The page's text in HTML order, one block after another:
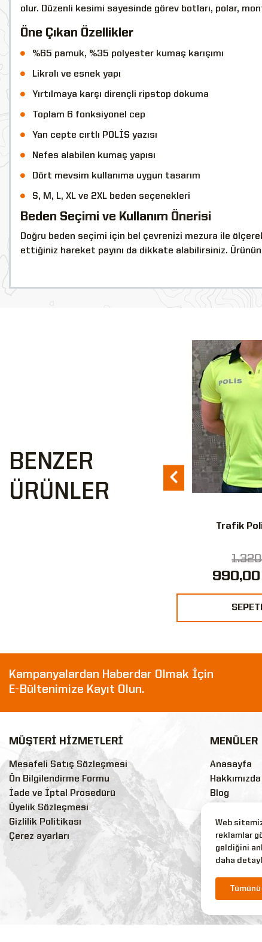
Web
reklamlar
geldiğini
daha
olur. Düzenli kesimi sayesinde görev botları, polar,
Öne Çıkan Özellikler
%65 pamuk, %35 polyester kumaş karışımı
Likralı ve esnek yapı
Yırtılmaya karşı dirençli ripstop dokuma
Toplam 6 fonksiyonel cep
Yan cepte cırtlı POLİS yazısı
Nefes alabilen kumaş yapısı
Dört mevsim kullanıma uygun tasarım
S, M, L, XL ve 2XL beden seçenekleri
Beden Seçimi ve Kullanım Önerisi
Doğru beden seçimi için bel çevrenizi mezura ile
ettiğiniz hareket payını da dikkate alabilirsiniz.
BENZER
ÜRÜNLER
Trafik
Kampanyalardan Haberdar Olmak İçin
E-Bültenimize Kayıt Olun.
MÜŞTERİ HİZMETLERİ
Mesafeli Satış Sözleşmesi
Ön Bilgilendirme Formu
İade ve İptal Prosedürü
Üyelik Sözleşmesi
Gizlilik Politikası
Çerez ayarları
MENÜLER
Anasayfa
Hakkımızda
Blog
Markalar
İndirimli
Yeni Ürünler
Tüm Ürünler
İletişim